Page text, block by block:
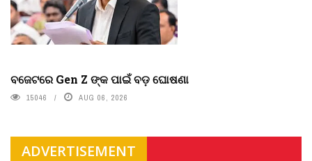
ବଜେଟରେ Gen Z ଙ୍କ ପାଇଁ ବଡ଼ ଘୋଷଣା
15046 AUG 06, 2026
ADVERTISEMENT